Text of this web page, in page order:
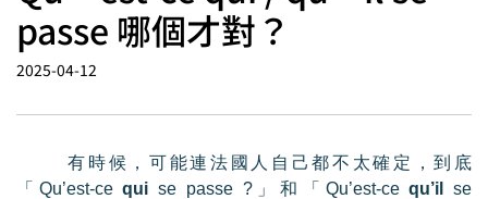
passe 哪個才對？
2025-04-12
有時候，可能連法國人自己都不太確定，到底
「 Qu’est-cequi se passe ?」和「 Qu’est-cequ’il
se